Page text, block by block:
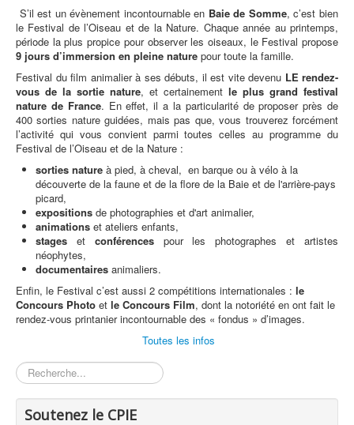
S’il est un évènement incontournable en Baie de Somme, c’est bien
le Festival de l’Oiseau et de la Nature. Chaque année au printemps,
période la plus propice pour observer les oiseaux, le Festival propose
9 jours d’immersion en pleine nature pour toute la famille.
Festival du film animalier à ses débuts, il est vite devenu LE rendez-
vous de la sortie nature, et certainement le plus grand festival
nature de France. En effet, il a la particularité de proposer près de
400 sorties nature guidées, mais pas que, vous trouverez forcément
l’activité qui vous convient parmi toutes celles au programme du
Festival de l’Oiseau et de la Nature :
sorties nature à pied, à cheval, en barque ou à vélo à la
découverte de la faune et de la flore de la Baie et de l'arrière-pays
picard,
expositions de photographies et d'art animalier,
animations et ateliers enfants,
stages et conférencespour les photographes et artistes
néophytes,
documentaires animaliers.
Enfin, le Festival c’est aussi 2 compétitions internationales : le
Concours Photo et le Concours Film, dont la notoriété en ont fait le
rendez-vous printanier incontournable des « fondus » d’images.
Toutes les infos
Rechercher
Soutenez le CPIE